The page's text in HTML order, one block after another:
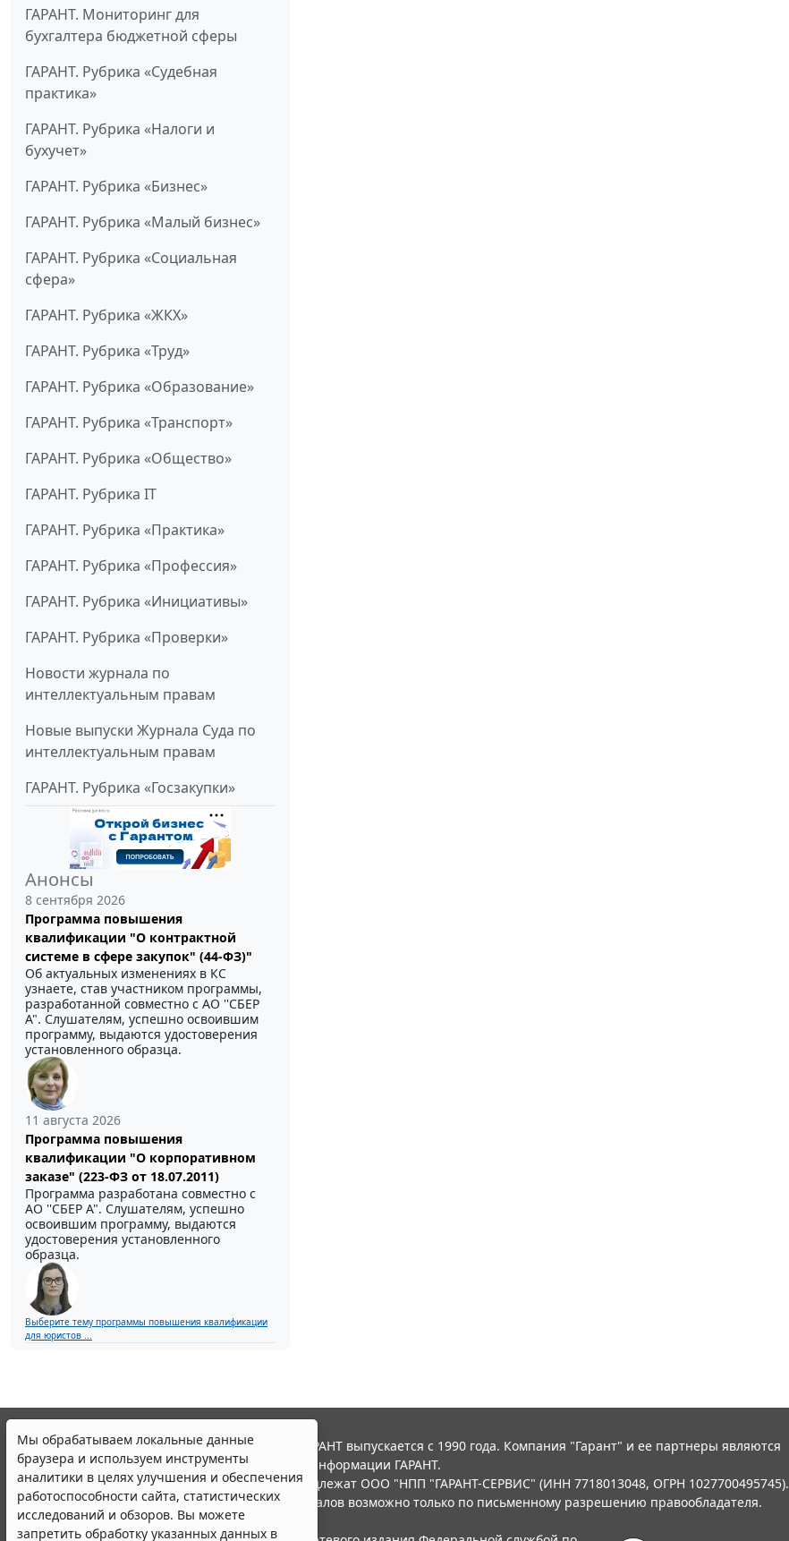
ГАРАНТ. Мониторинг для
бухгалтера бюджетной сферы
ГАРАНТ. Рубрика «Судебная
практика»
ГАРАНТ. Рубрика «Налоги и
бухучет»
ГАРАНТ. Рубрика «Бизнес»
ГАРАНТ. Рубрика «Малый бизнес»
ГАРАНТ. Рубрика «Социальная
сфера»
ГАРАНТ. Рубрика «ЖКХ»
ГАРАНТ. Рубрика «Труд»
ГАРАНТ. Рубрика «Образование»
ГАРАНТ. Рубрика «Транспорт»
ГАРАНТ. Рубрика «Общество»
ГАРАНТ. Рубрика IT
ГАРАНТ. Рубрика «Практика»
ГАРАНТ. Рубрика «Профессия»
ГАРАНТ. Рубрика «Инициативы»
ГАРАНТ. Рубрика «Проверки»
Новости журнала по
интеллектуальным правам
Новые выпуски Журнала Суда по
интеллектуальным правам
ГАРАНТ. Рубрика «Госзакупки»
Анонсы
8 сентября 2026
Программа повышения
квалификации "О контрактной
системе в сфере закупок" (44-ФЗ)"
Об актуальных изменениях в КС
узнаете, став участником программы,
разработанной совместно с АО ''СБЕР
А". Слушателям, успешно освоившим
программу, выдаются удостоверения
установленного образца.
11 августа 2026
Программа повышения
квалификации "О корпоративном
заказе" (223-ФЗ от 18.07.2011)
Программа разработана совместно с
АО ''СБЕР А". Слушателям, успешно
освоившим программу, выдаются
удостоверения установленного
образца.
Выберите тему программы повышения квалификации
для юристов ...
Мы обрабатываем локальные данные
браузера и используем инструменты
аналитики в целях улучшения и обеспечения
работоспособности сайта, статистических
исследований и обзоров. Вы можете
запретить обработку указанных данных в
© ООО "НПП "ГАРАНТ-СЕРВИС", 2026. Система ГАРАНТ выпускается с 1990 года. Компания "Гарант" и ее партнеры являются
участниками Российской ассоциации правовой информации ГАРАНТ.
Все права на материалы сайта ГАРАНТ.РУ принадлежат ООО "НПП "ГАРАНТ-СЕРВИС" (ИНН 7718013048, ОГРН 1027700495745).
Полное или частичное воспроизведение материалов возможно только по письменному разрешению правообладателя.
Правила использования портала.